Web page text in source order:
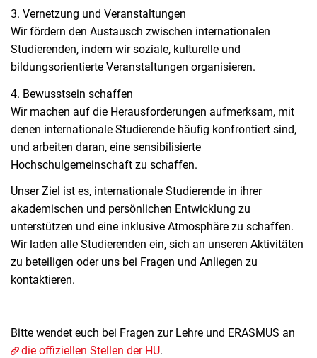
3. Vernetzung und Veranstaltungen
Wir fördern den Austausch zwischen internationalen
Studierenden, indem wir soziale, kulturelle und
bildungsorientierte Veranstaltungen organisieren.
4. Bewusstsein schaffen
Wir machen auf die Herausforderungen aufmerksam, mit
denen internationale Studierende häufig konfrontiert sind,
und arbeiten daran, eine sensibilisierte
Hochschulgemeinschaft zu schaffen.
Unser Ziel ist es, internationale Studierende in ihrer
akademischen und persönlichen Entwicklung zu
unterstützen und eine inklusive Atmosphäre zu schaffen.
Wir laden alle Studierenden ein, sich an unseren Aktivitäten
zu beteiligen oder uns bei Fragen und Anliegen zu
kontaktieren.
Bitte wendet euch bei Fragen zur Lehre und ERASMUS an
die offiziellen Stellen der HU.